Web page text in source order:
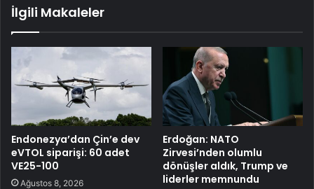
İlgili Makaleler
Endonezya’dan Çin’e dev
eVTOL siparişi: 60 adet
VE25-100
Ağustos 8, 2026
Erdoğan: NATO
Zirvesi’nden olumlu
dönüşler aldık, Trump ve
liderler memnundu